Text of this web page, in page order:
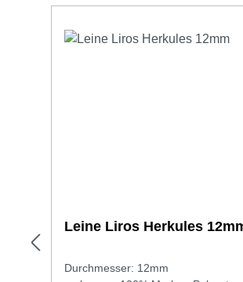
Leine Liros Herkules
Durchmesser: 12mm